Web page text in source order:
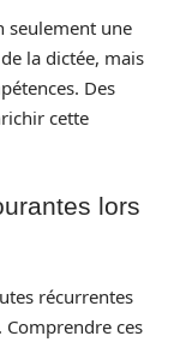
seulement une
la dictée, mais
Des
cette
lors
récurrentes
Comprendre ces